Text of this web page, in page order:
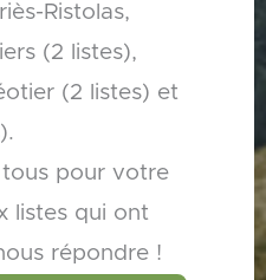
Ristolas,
(2 listes),
(2 listes) et
pour votre
listes qui ont
répondre !